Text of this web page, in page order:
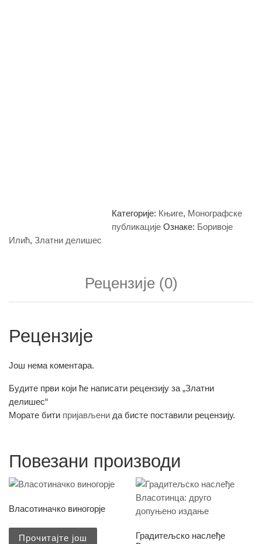
Категорије: Књиге, Монографске
публикације Ознаке: Боривоје
Илић, Златни делишес
Рецензије (0)
Рецензије
Још нема коментара.
Будите први који ће написати рецензију за „Златни
делишес“
Морате бити пријављени да бисте поставили рецензију.
Повезани производи
Власотиначко виногорје
Прочитајте још
Градитељско наслеђе